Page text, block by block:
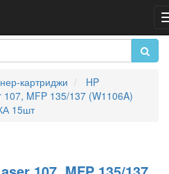
картриджи
HP
MFP 135/137 (W1106A)
15шт